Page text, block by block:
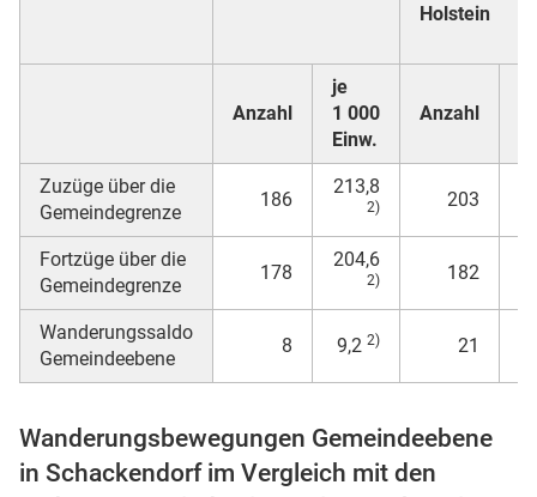
Holstein
Anzahl
je
1 000
Einw.
Anzahl
Zuzüge über die
Gemeindegrenze
186
213,8
2) 203
Fortzüge über die
Gemeindegrenze
178
204,6
2) 182
Wanderungssaldo
Gemeindeebene
8 9,2 2) 21
Wanderungsbewegungen Gemeindeebene
in Schackendorf im Vergleich mit den